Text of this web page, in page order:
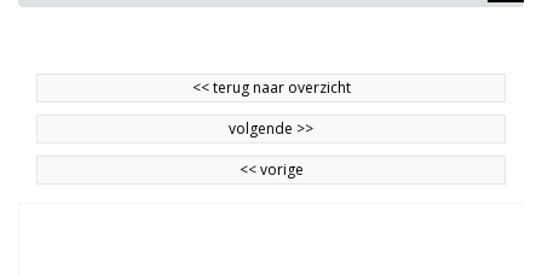
<<terug naar overzicht
volgende >>
<<vorige